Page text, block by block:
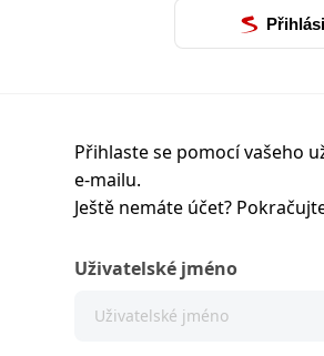
Přihlaste se pomocí vašeho
e-mailu.
Ještě nemáte účet?
Uživatelské jméno